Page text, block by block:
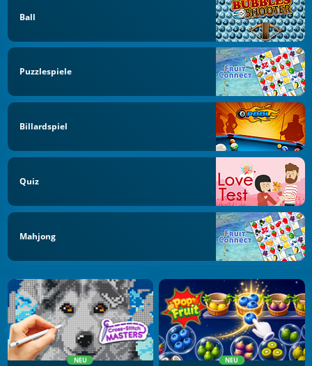
Ball
Puzzlespiele
Billardspiel
Quiz
Mahjong
NEU NEU